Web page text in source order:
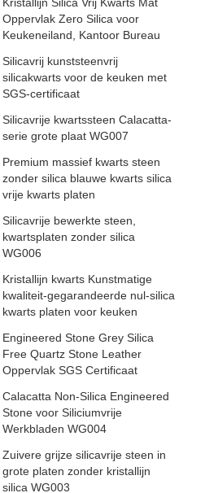
Oppervlak Zero Silica voor
Keukeneiland, Kantoor Bureau
Silicavrij kunststeenvrij
silicakwarts voor de keuken met
SGS-certificaat
Silicavrije kwartssteen Calacatta-
serie grote plaat WG007
Premium massief kwarts steen
zonder silica blauwe kwarts silica
vrije kwarts platen
Silicavrije bewerkte steen,
kwartsplaten zonder silica
WG006
Kristallijn kwarts Kunstmatige
kwaliteit-gegarandeerde nul-silica
kwarts platen voor keuken
Engineered Stone Grey Silica
Free Quartz Stone Leather
Oppervlak SGS Certificaat
Calacatta Non-Silica Engineered
Stone voor Siliciumvrije
Werkbladen WG004
Zuivere grijze silicavrije steen in
grote platen zonder kristallijn
silica WG003